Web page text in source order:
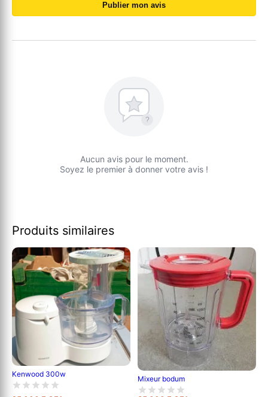
Publier mon avis
?
Aucun avis pour le moment.
Soyez le premier à donner votre avis !
Produits similaires
Kenwood 300w
Mixeur bodum